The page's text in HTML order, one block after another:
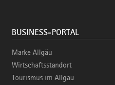
BUSINESS-PORTAL
Marke Allgäu
Wirtschaftsstandort
Tourismus im Allgäu